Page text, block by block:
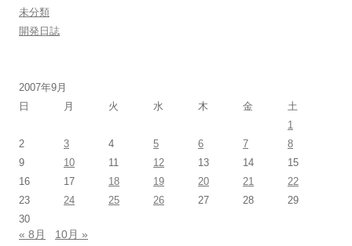
未分類
開発日誌
2007年9月
日
月 火 水 木 金
土
1
2
3 4 5 6 7
8
9
10 11 12 13 14
15
16
17 18 19 20 21
22
23
24 25 26 27 28
29
30
« 8月 10月 »